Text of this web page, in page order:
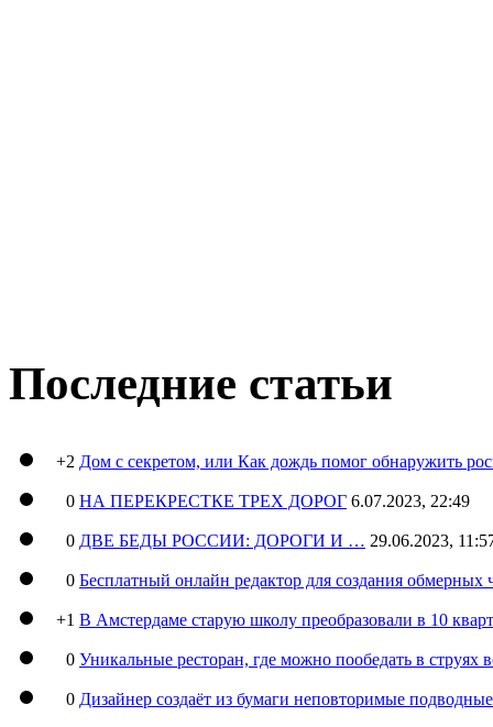
Последние статьи
+2 Дом с секретом, или Как дождь помог обнаружить
0 НА ПЕРЕКРЕСТКЕ ТРЕХ ДОРОГ 6.07.2023, 22:49
0 ДВЕ БЕДЫ РОССИИ: ДОРОГИ И … 29.06.2023,
0 Бесплатный онлайн редактор для создания обмерных
+1 В Амстердаме старую школу преобразовали в 10
0 Уникальные ресторан, где можно пообедать в струях
0 Дизайнер создаёт из бумаги неповторимые